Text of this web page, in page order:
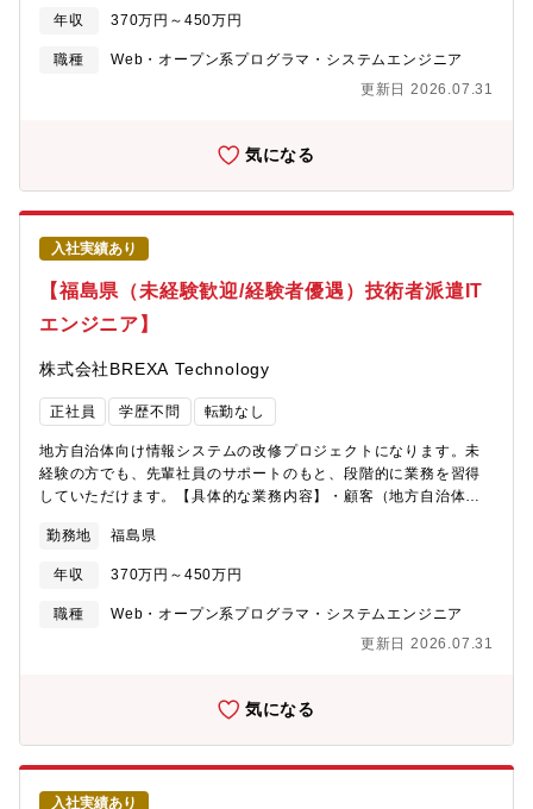
設定、各種業務テスト・スケジュール調整など【使用ツール】
Java、SQLこの求人の特徴・・・〇社会貢献性の高いプロジェク
トに関われる〇未経験からITエンジニアとしてのキャリアをスタ
る環境〇チームでの業務なので、困ったときはすぐに相談できる
年収 370万円～450万円
職種
Web・オープン系プログラマ・システムエンジニア
更新日 2026.07.31
気になる
入社実績あり
【福島県（未経験歓迎/経験者優遇）技術者派遣IT
エンジニア】
株式会社BREXA Technology
正社員 学歴不問 転勤なし
地方自治体向け情報システムの改修プロジェクトになります。未
経験の方でも、先輩社員のサポートのもと、段階的に業務を習得
していただけます。【具体的な業務内容】・顧客（地方自治体）
要件の取りまとめ・顧客への具体的提案策の検討・データ移行、
設定、各種業務テスト・スケジュール調整など【使用ツール】
Java、SQLこの求人の特徴・・・〇社会貢献性の高いプロジェク
トに関われる〇未経験からITエンジニアとしてのキャリアをスタ
る環境〇チームでの業務なので、困ったときはすぐに相談できる
勤務地 福島県
年収 370万円～450万円
職種
Web・オープン系プログラマ・システムエンジニア
更新日 2026.07.31
気になる
入社実績あり